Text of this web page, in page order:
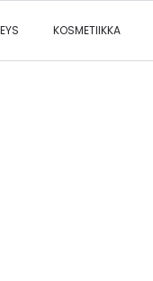
KOSMETIIKKA